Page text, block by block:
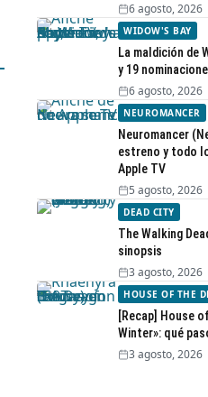
6 agosto, 2026
WIDOW'S BAY
La maldición de
y 19
6 agosto, 2026
NEUROMANCER
Neuromancer
estreno y todo
Apple TV
5 agosto, 2026
DEAD CITY
The Walking
sinopsis
3 agosto, 2026
HOUSE OF THE
[Recap] House
Winter»: qué
3 agosto, 2026